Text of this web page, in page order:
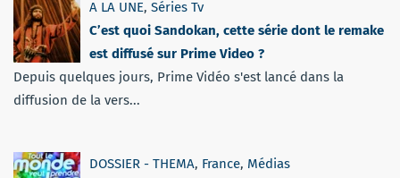
A LA UNE, Séries Tv
C’est quoi Sandokan, cette série dont le remake
est diffusé sur Prime Video ?
Depuis quelques jours, Prime Vidéo s'est lancé dans la
diffusion de la vers...
DOSSIER - THEMA, France, Médias